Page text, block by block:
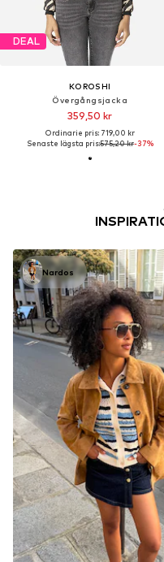
DEAL
KOROSHI
Övergångsjacka
359,50 kr
Ordinarie pris: 719,00 kr
Senaste lägsta pris:575,20 kr-37%
Nardos